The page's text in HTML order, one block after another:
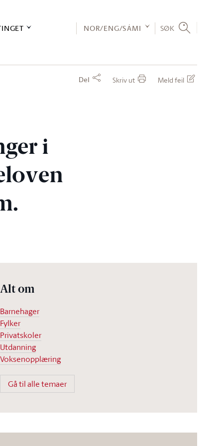
NOR/ENG/SÁMI SØK
Del Skriv ut Meld feil
i
Alt om
Barnehager
Fylker
Privatskoler
Utdanning
Voksenopplæring
Gå til alle temaer